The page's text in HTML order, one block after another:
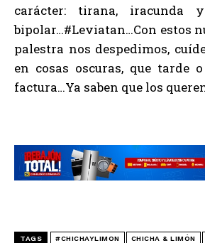
carácter: tirana, iracunda
bipolar…#Leviatan…Con estos
palestra nos despedimos,
en cosas oscuras, que tarde
factura…Ya saben que los
TAGS #CHICHAYLIMON CHICHA & LIMÓN